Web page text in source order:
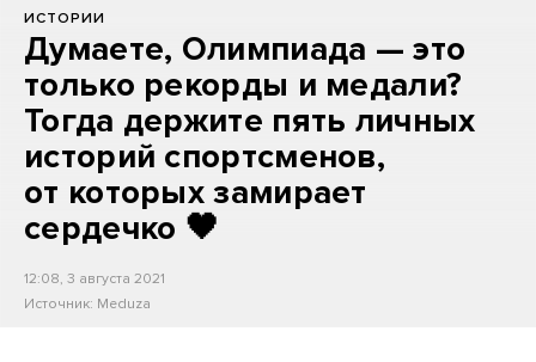
ИСТОРИИ
Думаете, Олимпиада — это
только рекорды и медали?
Тогда держите пять личных
историй спортсменов,
от которых замирает
сердечко 🖤
12:08, 3 августа 2021
Источник: Meduza